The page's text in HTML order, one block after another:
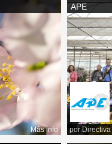
Más info
APE
porDirectiva